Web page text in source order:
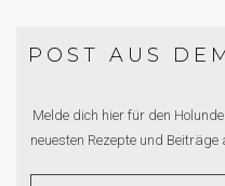
POST AUS
Melde dich hier für den
neuesten Rezepte und